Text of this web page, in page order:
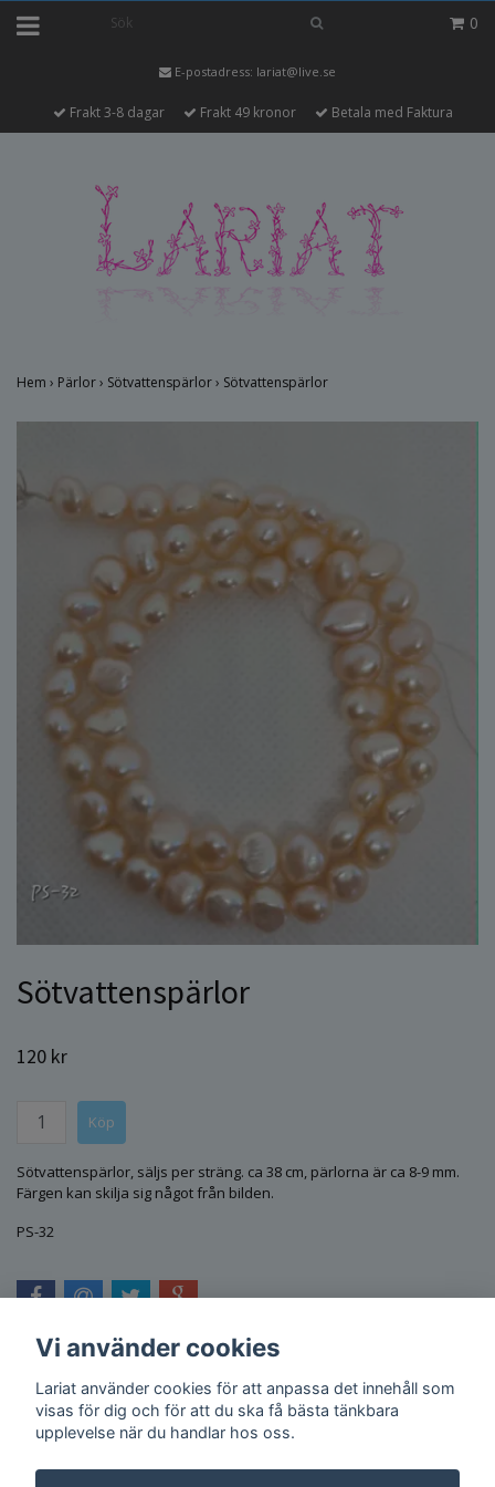
0
E-postadress: lariat@live.se
Frakt 3-8 dagar Frakt 49 kronor Betala med Faktura
Hem › Pärlor› Sötvattenspärlor› Sötvattenspärlor
Sötvattenspärlor
120 kr
Sötvattenspärlor, säljs per sträng. ca 38 cm, pärlorna är ca 8-9 mm.
Färgen kan skilja sig något från bilden.
PS-32
Vi använder cookies
Lariat använder cookies för att anpassa det innehåll som
visas för dig och för att du ska få bästa tänkbara
upplevelse när du handlar hos oss.